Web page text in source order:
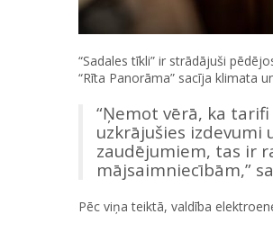
“Sadales tīkli” ir strādājuši
“Rīta Panorāma” sacīja klimata
“Ņemot vērā, ka
uzkrājušies izdevumi
zaudējumiem, tas ir
mājsaimniecībām,”
Pēc viņa teiktā, valdība